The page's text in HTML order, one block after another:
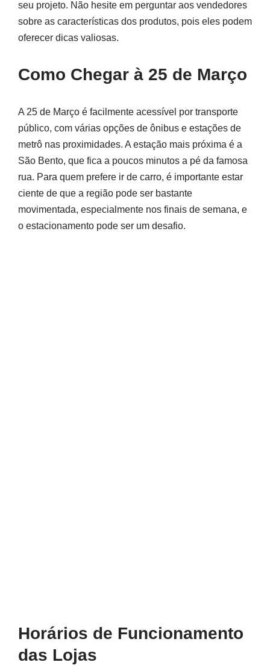
seu projeto. Não hesite em perguntar aos vendedores
sobre as características dos produtos, pois eles podem
oferecer dicas valiosas.
Como Chegar à 25 de Março
A 25 de Março é facilmente acessível por transporte
público, com várias opções de ônibus e estações de
metrô nas proximidades. A estação mais próxima é a
São Bento, que fica a poucos minutos a pé da famosa
rua. Para quem prefere ir de carro, é importante estar
ciente de que a região pode ser bastante
movimentada, especialmente nos finais de semana, e
o estacionamento pode ser um desafio.
Horários de Funcionamento
das Lojas